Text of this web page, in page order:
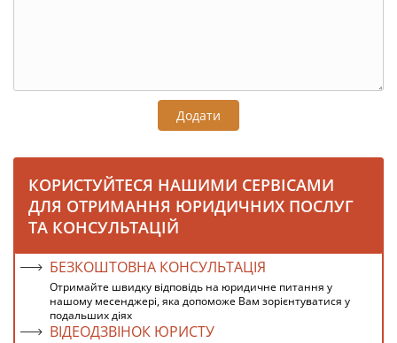
Додати
КОРИСТУЙТЕСЯ НАШИМИ СЕРВІСАМИ
ДЛЯ ОТРИМАННЯ ЮРИДИЧНИХ ПОСЛУГ
ТА КОНСУЛЬТАЦІЙ
БЕЗКОШТОВНА КОНСУЛЬТАЦІЯ
Отримайте швидку відповідь на юридичне питання у
нашому месенджері, яка допоможе Вам зорієнтуватися у
подальших діях
ВІДЕОДЗВІНОК ЮРИСТУ